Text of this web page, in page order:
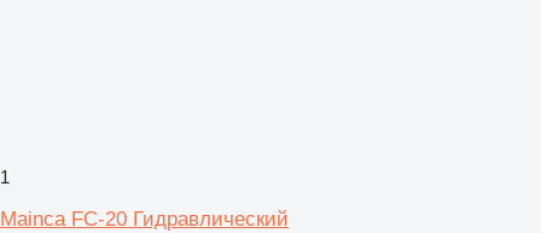
1
Mainca FC-20 Гидравлический